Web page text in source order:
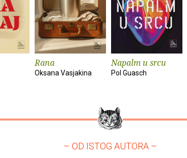
Rana
Oksana Vasjakina
Napalm u srcu
Pol Guasch
– OD ISTOG AUTORA –